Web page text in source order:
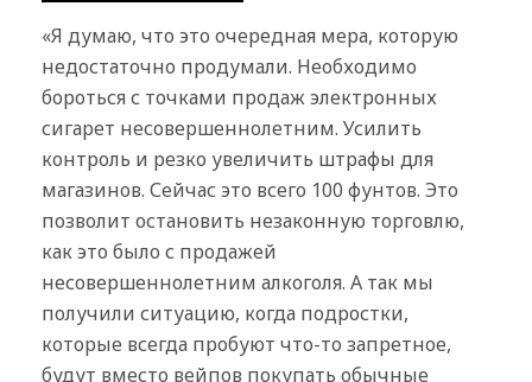
«Я думаю, что это очередная мера, которую
недостаточно продумали. Необходимо
бороться с точками продаж электронных
сигарет несовершеннолетним. Усилить
контроль и резко увеличить штрафы для
магазинов. Сейчас это всего 100 фунтов. Это
позволит остановить незаконную торговлю,
как это было с продажей
несовершеннолетним алкоголя. А так мы
получили ситуацию, когда подростки,
которые всегда пробуют что-то запретное,
будут вместо вейпов покупать обычные